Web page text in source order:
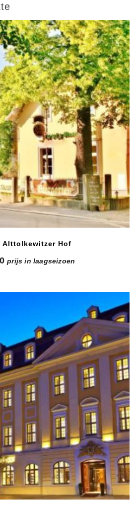
Alttolkewitzer Hof
prijs in laagseizoen